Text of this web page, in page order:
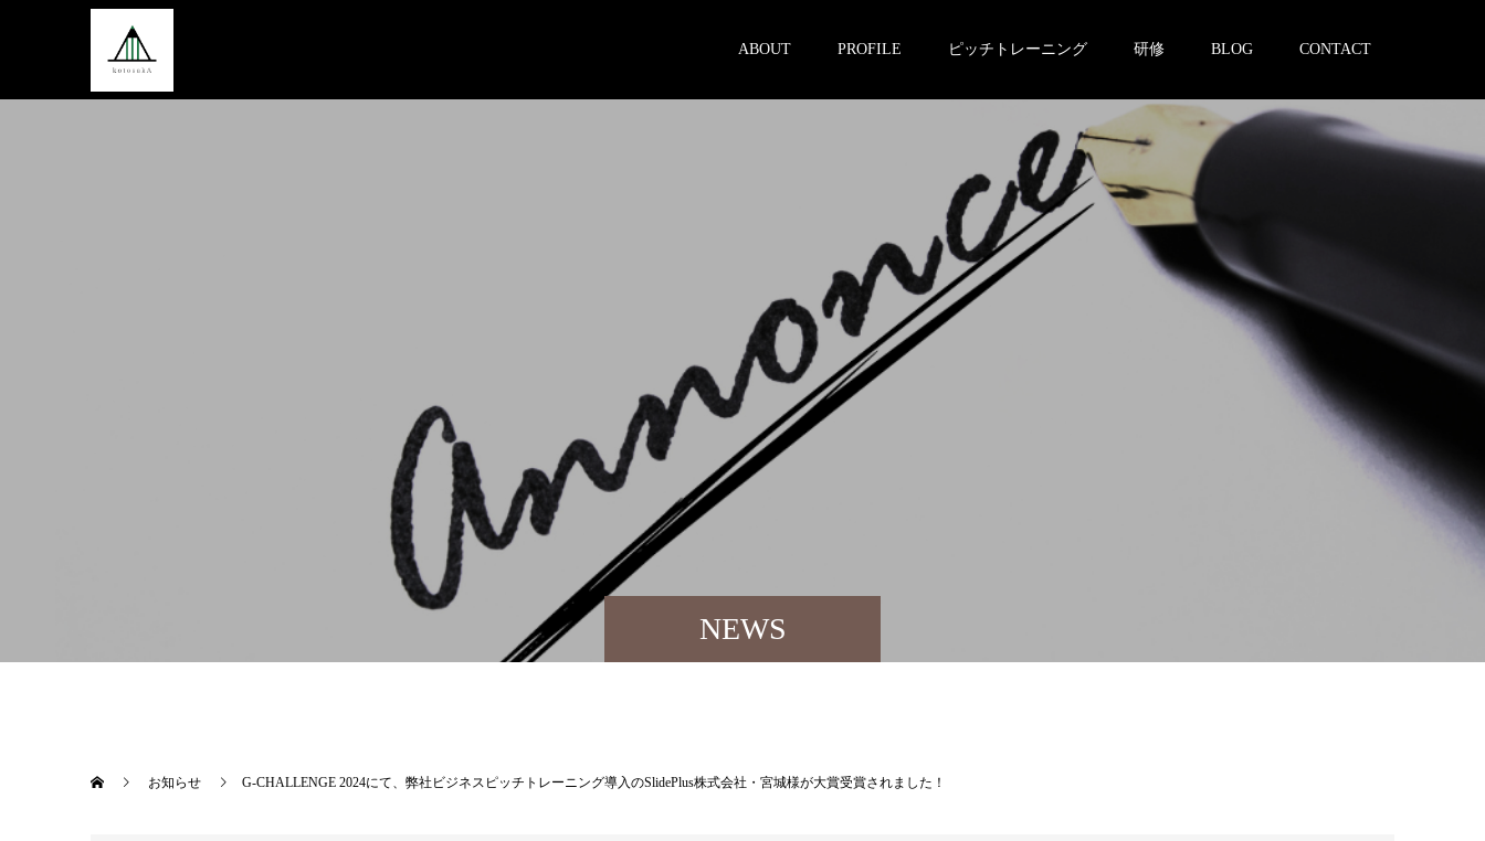
ABOUT PROFILE ピッチトレーニング 研修 BLOG CONTACT
NEWS
お知らせ G-CHALLENGE 2024にて、弊社ビジネスピッチトレーニング導入のSlidePlus株式会社・宮城様が大賞受賞されました！